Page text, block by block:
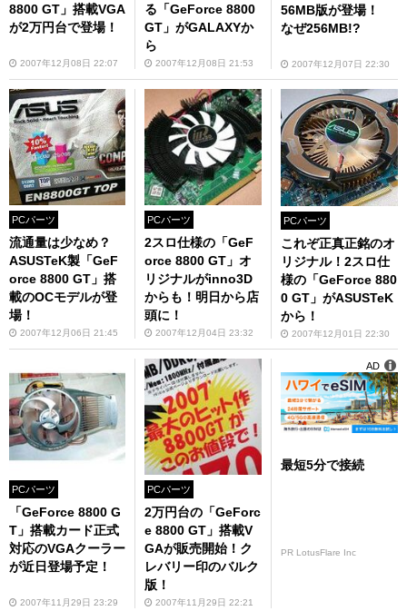
8800 GT」搭載VGA
が2万円台で登場！
2007年12月08日 22:07
る「GeForce 8800
GT」がGALAXYか
ら
2007年12月08日 21:53
56MB版が登場！
なぜ256MB!?
2007年12月07日 22:30
PCパーツ
流通量は少なめ？
ASUSTeK製「GeF
orce 8800 GT」搭
載のOCモデルが登
場！
2007年12月06日 21:45
PCパーツ
2スロ仕様の「GeF
orce 8800 GT」オ
リジナルがinno3D
からも！明日から店
頭に！
2007年12月04日 23:32
PCパーツ
これぞ正真正銘のオ
リジナル！2スロ仕
様の「GeForce 880
0 GT」がASUSTeK
から！
2007年12月01日 22:30
PCパーツ
「GeForce 8800 G
T」搭載カード正式
対応のVGAクーラー
が近日登場予定！
2007年11月29日 23:29
PCパーツ
2万円台の「GeForc
e 8800 GT」搭載V
GAが販売開始！ク
レバリー印のバルク
版！
2007年11月29日 22:21
最短5分で接続
PR LotusFlare Inc
AD